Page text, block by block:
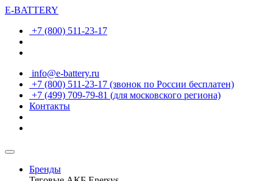
E-BATTERY
+7 (800) 511-23-17
info@e-battery.ru
+7 (800) 511-23-17 (звонок по России бесплатен)
+7 (499) 709-79-81 (для московского региона)
Контакты
Бренды